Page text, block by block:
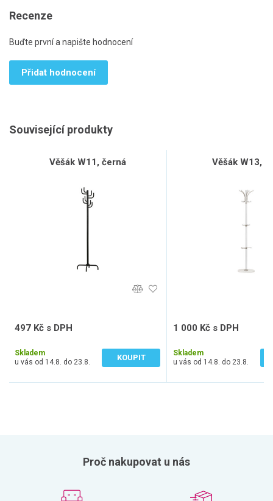
Recenze
Buďte první a napište hodnocení
Přidat hodnocení
Související produkty
Věšák W11, černá
497 Kč s DPH
Skladem
u vás od 14.8. do 23.8.
KOUPIT
Věšák W13,
1 000 Kč s DPH
Skladem
u vás od 14.8. do 23.8.
Proč nakupovat u nás